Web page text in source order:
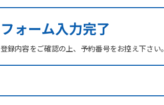
フォーム入力完了
登録内容をご確認の上、予約番号をお控え下さい。